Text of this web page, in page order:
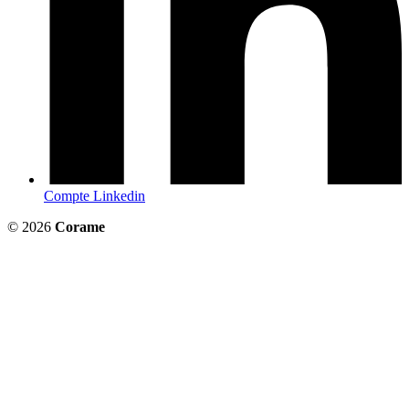
Compte Linkedin
© 2026 Corame